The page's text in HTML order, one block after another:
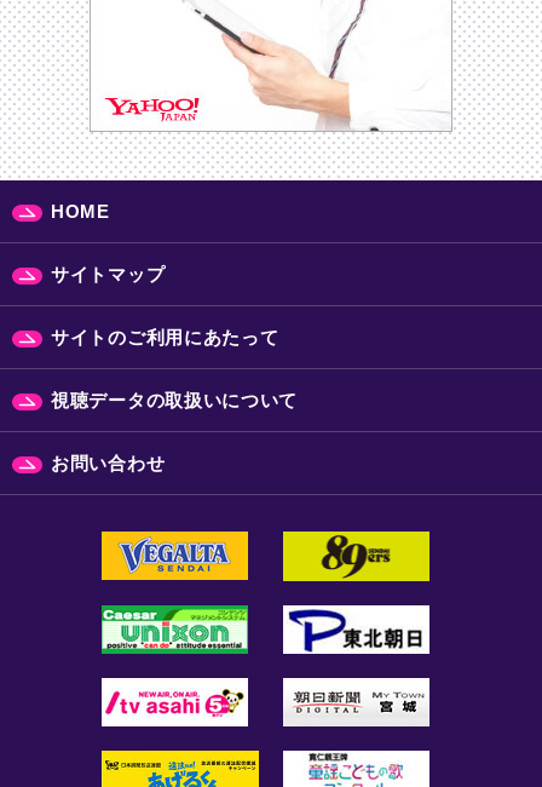
HOME
サイトマップ
サイトのご利用にあたって
視聴データの取扱いについて
お問い合わせ